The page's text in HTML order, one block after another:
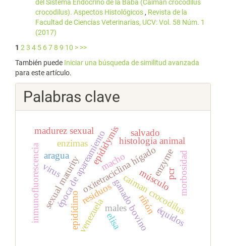
del Sistema Endocrino de la Baba (Caiman crocodilus
crocodilus). Aspectos Histológicos , Revista de la
Facultad de Ciencias Veterinarias, UCV: Vol. 58 Núm. 1
(2017)
1 2 3 4 5 678 9 10 > >>
También puede Iniciar una búsqueda de similitud avanzada
para este artículo.
Palabras clave
ganado bovino
oxitetraciclina hígado
músculo
riñón
residuos
histologia animal
caiman crocodilus
epidídimo
época de apareamientomacho
madurez sexualepididymis
males
sexual maturity
enzimas
salvado
aragua enzyme
elisa
inmunofluorescencia morbosidad
venezuela
virus
équidos
pcr